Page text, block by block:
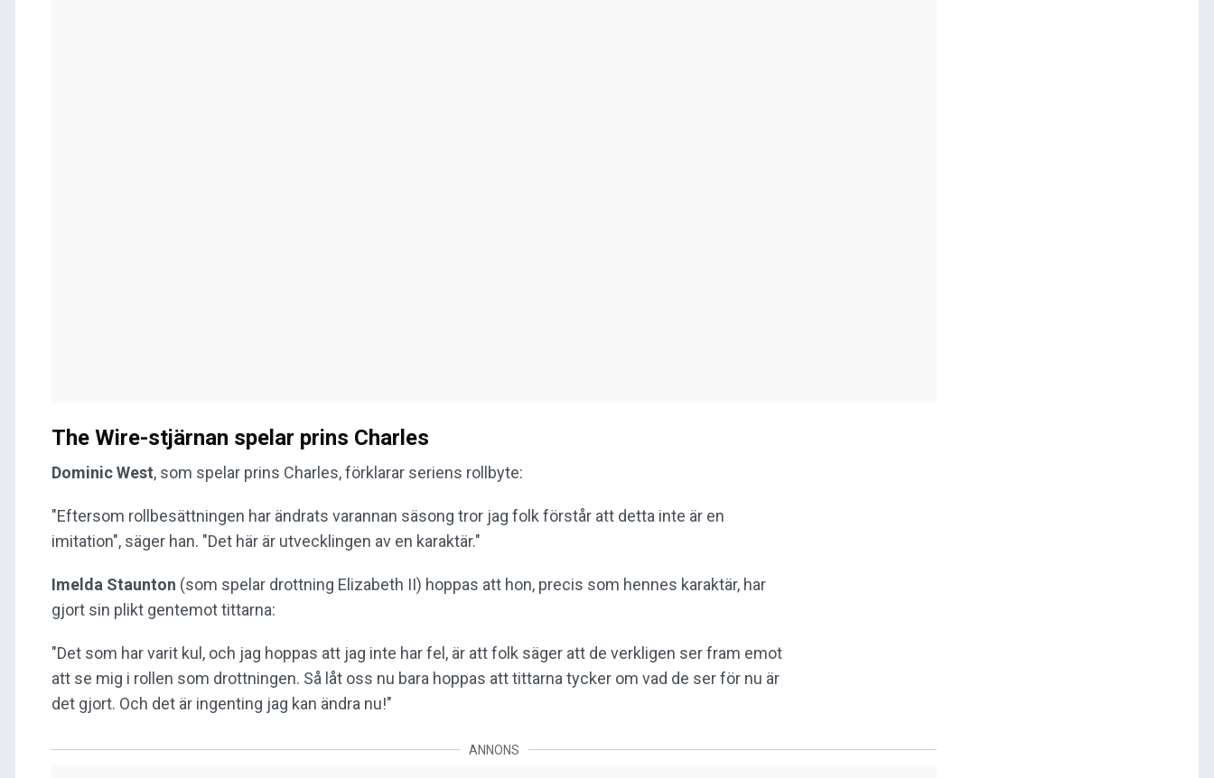
The Wire-stjärnan spelar prins Charles
Dominic West, som spelar prins Charles, förklarar seriens rollbyte:
"Eftersom rollbesättningen har ändrats varannan säsong tror jag folk förstår att detta inte är en
imitation", säger han. "Det här är utvecklingen av en karaktär."
Imelda Staunton (som spelar drottning Elizabeth II) hoppas att hon, precis som hennes karaktär, har
gjort sin plikt gentemot tittarna:
"Det som har varit kul, och jag hoppas att jag inte har fel, är att folk säger att de verkligen ser fram emot
att se mig i rollen som drottningen. Så låt oss nu bara hoppas att tittarna tycker om vad de ser för nu är
det gjort. Och det är ingenting jag kan ändra nu!"
ANNONS